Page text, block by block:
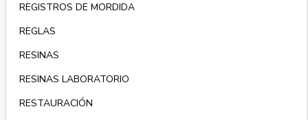
REGISTROS DE MORDIDA
REGLAS
RESINAS
RESINAS LABORATORIO
RESTAURACIÓN